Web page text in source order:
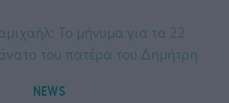
NEWS